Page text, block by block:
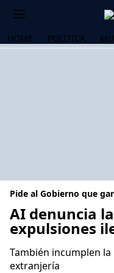
HOME POLÍTICA
Pide al Gobierno que
AI denuncia
expulsiones
También incumplen
extranjería